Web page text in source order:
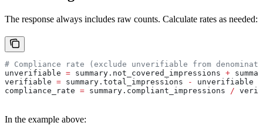
The response always includes raw counts. Calculate rates as needed:
# Compliance rate (exclude unverifiable from
unverifiable = summary.not_covered_impressions +
verifiable = summary.total_impressions -
unverifiable
compliance_rate = summary.compliant_impressions /
In the example above: